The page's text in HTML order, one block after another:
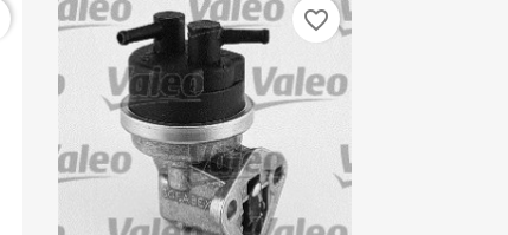
favorite_border